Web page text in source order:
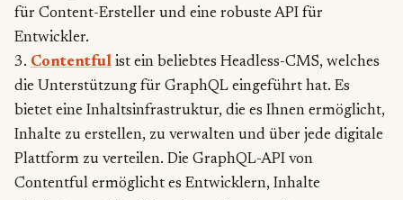
für Content-Ersteller und eine robuste API für
Entwickler.
3. Contentful ist ein beliebtes Headless-CMS, welches
die Unterstützung für GraphQL eingeführt hat. Es
bietet eine Inhaltsinfrastruktur, die es Ihnen ermöglicht,
Inhalte zu erstellen, zu verwalten und über jede digitale
Plattform zu verteilen. Die GraphQL-API von
Contentful ermöglicht es Entwicklern, Inhalte